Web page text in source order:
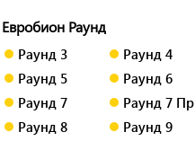
Евробион Раунд
Раунд 3
Раунд 4
Раунд 5
Раунд 6
Раунд 7
Раунд 7 Пр
Раунд 8
Раунд 9